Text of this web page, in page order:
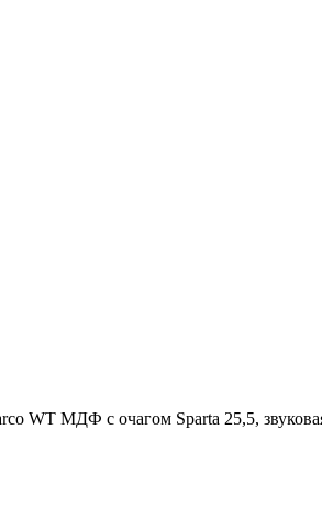
WT МДФ с очагом Sparta 25,5,